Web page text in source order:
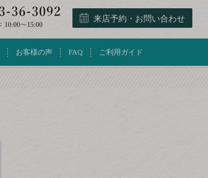
来店予約・お問い合わせ
お客様の声 FAQ ご利用ガイド